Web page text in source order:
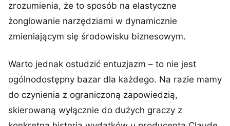
zrozumienia, że to sposób na elastyczne
żonglowanie narzędziami w dynamicznie
zmieniającym się środowisku biznesowym.
Warto jednak ostudzić entuzjazm – to nie jest
ogólnodostępny bazar dla każdego. Na razie mamy
do czynienia z ograniczoną zapowiedzią,
skierowaną wyłącznie do dużych graczy z